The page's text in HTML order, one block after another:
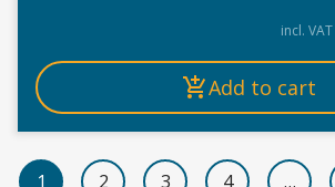
incl. VAT
Add to cart
1 2 3 4 …